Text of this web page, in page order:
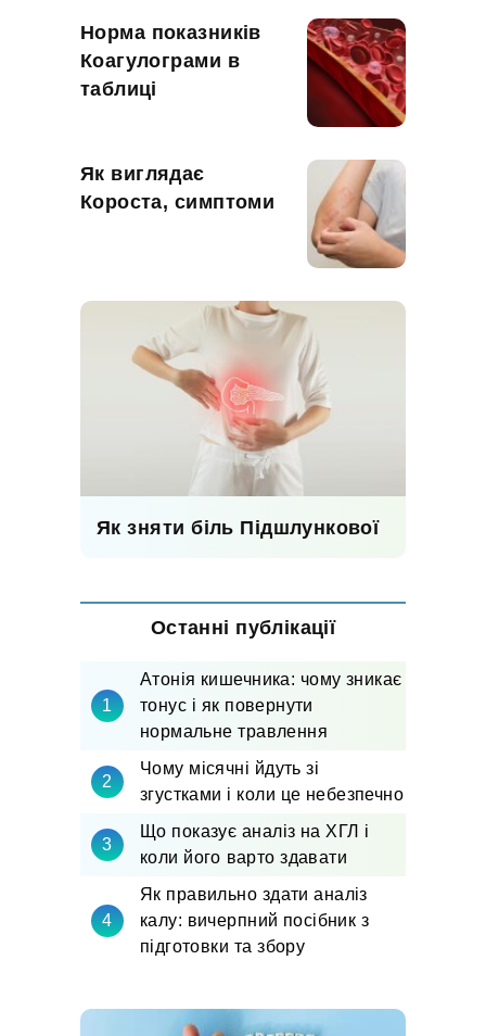
Норма показників
Коагулограми в
таблиці
Як виглядає
Короста, симптоми
Як зняти біль Підшлункової
Останні публікації
Атонія кишечника: чому зникає
тонус і як повернути
нормальне травлення
Чому місячні йдуть зі
згустками і коли це небезпечно
Що показує аналіз на ХГЛ і
коли його варто здавати
Як правильно здати аналіз
калу: вичерпний посібник з
підготовки та збору